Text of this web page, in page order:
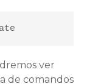
ver
de comandos